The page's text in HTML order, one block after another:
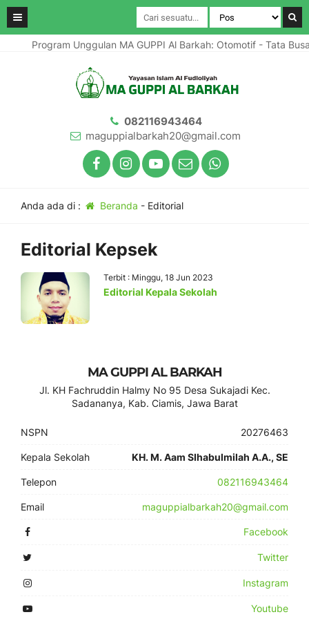
Program Unggulan MA GUPPI Al Barkah: Otomotif - Tata
082116943464
maguppialbarkah20@gmail.com
Anda ada di : Beranda - Editorial
Editorial Kepsek
Terbit : Minggu, 18 Jun 2023
Editorial Kepala Sekolah
MA GUPPI AL BARKAH
Jl. KH Fachruddin Halmy No 95 Desa Sukajadi Kec.
Sadananya, Kab. Ciamis, Jawa Barat
NSPN 20276463
Kepala Sekolah KH. M. Aam SIhabulmilah A.A., SE
Telepon 082116943464
Email maguppialbarkah20@gmail.com
Facebook
Twitter
Instagram
Youtube